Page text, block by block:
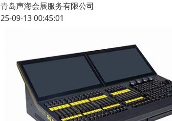
青岛声海会展服务有限公司
25-09-13 00:45:01